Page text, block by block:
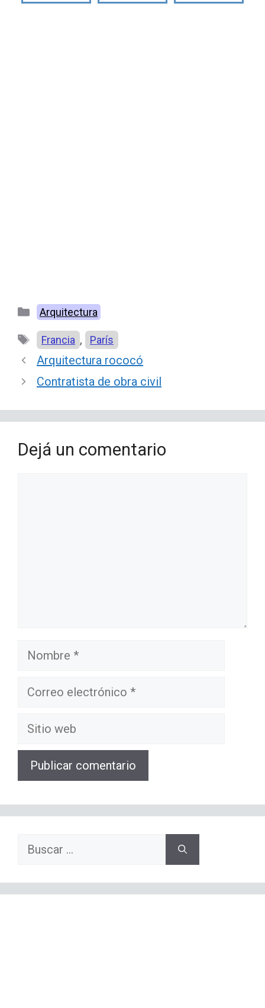
Categorías
Arquitectura
Etiquetas
Francia , París
Arquitectura rococó
Contratista de obra civil
Dejá un comentario
Nombre
Correo
Sitio
Buscar: